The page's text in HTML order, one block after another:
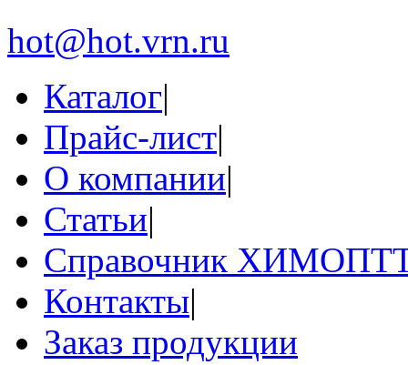
hot@hot.vrn.ru
Каталог|
Прайс-лист|
О компании|
Статьи|
Справочник
Контакты|
Заказ продукции